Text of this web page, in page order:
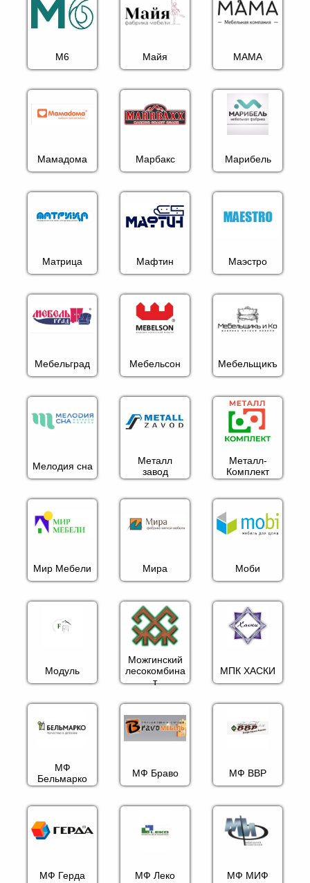
М6 Майя МАМА
Мамадома Марбакс Марибель
Матрица Мафтин Маэстро
Мебельград Мебельсон Мебельщикъ
Мелодия сна
Металл
завод
Металл-
Комплект
Мир Мебели Мира Моби
Модуль
Можгинский
лесокомбина
т
МПК ХАСКИ
МФ
Бельмарко
МФ Браво МФ ВВР
МФ Герда МФ Леко МФ МИФ